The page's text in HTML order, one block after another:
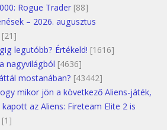
Rogue Trader [88]
– 2026. augusztus
[21]
legutóbb? Értékeld! [1616]
nagyvilágból [4636]
mostanában? [43442]
mikor jön a következő Aliens-játék,
az Aliens: Fireteam Elite 2 is
[1]